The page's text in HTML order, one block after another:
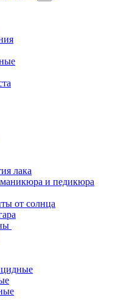
лака
и педикюра
от солнца